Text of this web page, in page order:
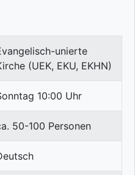
unierte
(UEK, EKU, EKHN)
10:00 Uhr
50-100 Personen